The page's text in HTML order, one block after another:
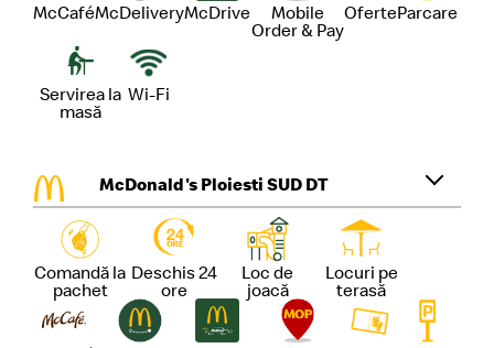
McCaféMcDeliveryMcDrive
Mobile
Order & Pay
OferteParcare
Servirea la
masă
Wi-Fi
McDonald's Ploiesti SUD DT
Comandă la
pachet
Deschis 24
ore
Loc de
joacă
Locuri pe
terasă